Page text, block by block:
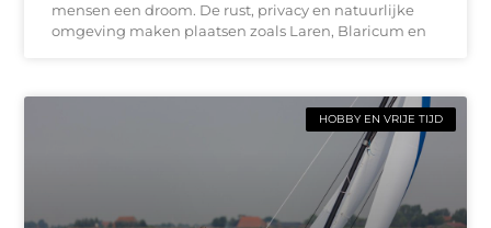
mensen een droom. De rust, privacy en natuurlijke
omgeving maken plaatsen zoals Laren, Blaricum en
HOBBY EN VRIJE TIJD